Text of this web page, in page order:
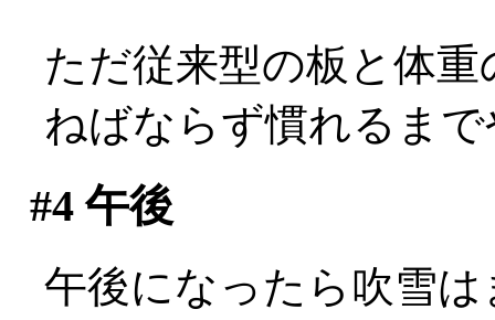
ただ従来型の板と体
ねばならず慣れるま
#4午後
午後になったら吹雪